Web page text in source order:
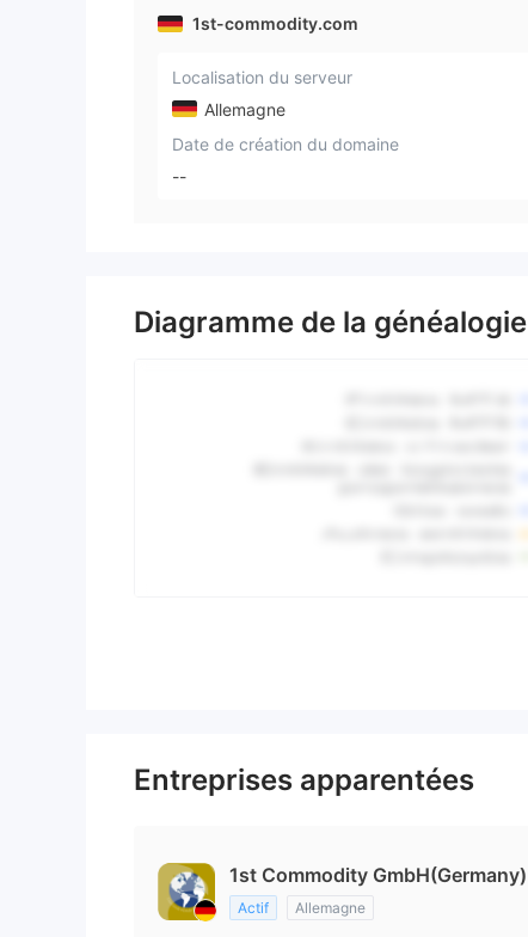
1st-commodity.com
Localisation du serveur
Allemagne
Date de création du domaine
--
Diagramme de la généalogie
Entreprises apparentées
1st Commodity GmbH(Germany)
Actif Allemagne